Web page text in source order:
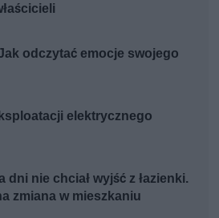
odczytać emocje swojego
elektrycznego
dni nie chciał wyjść z łazienki.
zmiana w mieszkaniu